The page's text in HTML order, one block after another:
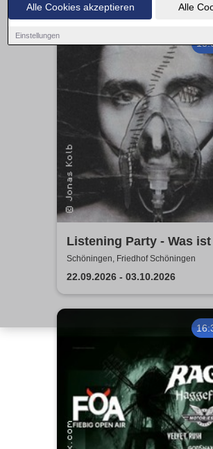
Alle Cookies akzeptieren Alle
Einstellungen
Listening Party - Was
Leben zu erwarten?
Schöningen, Friedhof Schöningen
22.09.2026 - 03.10.2026